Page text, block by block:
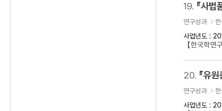
19. 『사법
연구성과
사업년도 :
【한국학
20. 『유
연구성과
사업년도 :